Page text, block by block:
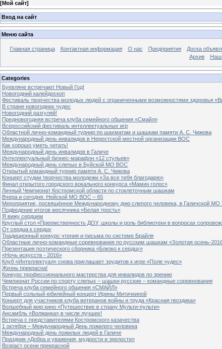
[Мой сайт]
Вход на сайт
Меню сайта
Главная страница Контактная информация О нас Предприятия
Доска
Архив
Categories
Буевляне встречают Новый Год!
Новогодний калейдоскоп
Фестиваль творчества молодых людей с ограниченными возможностями здоровья
В стране новогодних чудес
Новогодний разгуляй!
Предновогодняя встреча клуба семейного общения «Смайл»
Всероссийский фестиваль интеллектуальных игр
Областной лично-командный турнир по шахматам и шашкам памяти А. С. Чижова
Международный день инвалидов в Нерехтской местной организации ВОС
Как хорошо уметь читать!
Международный день инвалидов в Галиче
Интеллектуальный бизнес-марафон «12 стульев»
Международный день слепых в Буйской МО ВОС
Открытый командный турнир памяти А. С. Чижова
Концерт студии творчества молодежи «За все тебя благодарю»
Финал открытого городского вокального конкурса «Мамин голос»
Личный Чемпионат Костромской области по стоклеточным шашкам
Вчера и сегодня. Нейской МО ВОС – 65
Мероприятие, посвящённое Международному дню слепого человека, в Галичской
Подведение итогов месячника «Белая трость»
Я вижу сердцем
Круглый стол «Преемственность ДОУ, школы и роль библиотеки в вопросах
От сердца к сердцу
Традиционный конкурс чтения и письма по системе Брайля
Областные лично-командные соревнования по русским шашкам «Золотая осень-
Презентация поэтического сборника «Близко к сердцу»
«Ночь искусств - 2016»
Клуб «Интеллектуал» снова приглашает эрудитов к игре «Поле чудес»
Жизнь прекрасна!
Конкурс профессионального мастерства для инвалидов по зрению
Чемпионат России по спорту слепых – шашки русские – командные соревнования
Встреча клуба семейного общения «СМАЙЛ»
Первый сольный юбилейный концерт Ирины Митичкиной
Концерт для участников клуба ветеранов войны и труда «Красная гвоздика»
Волшебный мир кино «Путешествие в страну Мульти-пульти»
Ансамбль «Волжанка» в числе лучших!
Встреча с представителями Костромского казачества
1 октября – Международный День пожилого человека
Международный день пожилых людей в Галиче
Праздник «Добра и уважения, мудрости и зрелости»
Возраст осени прекрасной